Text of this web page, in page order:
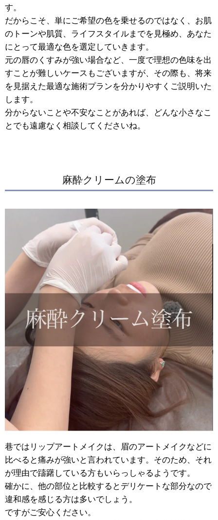
す。
だからこそ、単にご希望の色を乗せるのではなく、お肌
のトーンや肌質、ライフスタイルまでを見極め、あなた
にとって最適な色を選定していきます。
元の唇のくすみが強い場合など、一度で理想の色味を出
すことが難しいケースもございますが、その際も、将来
を見据えた最適な施術プランを分かりやすくご説明いた
します。
分からないことや不安なことがあれば、どんな小さなこ
とでも遠慮なく相談してくださいね。
麻酔クリームの塗布
巷ではリップアートメイクは、眉のアートメイクなどに
比べると痛みが強いと言われています。そのため、それ
が理由で躊躇している方もいらっしゃるようです。
確かに、他の部位と比較するとデリケートな部分なので
違和感を感じる方は多いでしょう。
ですがご安心ください。